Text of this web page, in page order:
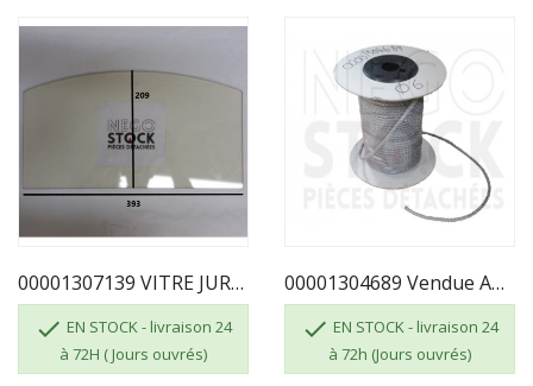
00001307139 VITRE JURASSIEN 3102 (PETIT JURASSIEN)
 EN STOCK - livraison 24
à 72H ( Jours ouvrés)
00001304689 Vendue Au Mètre - TRESSE VERRE...
 EN STOCK - livraison 24
à 72h (Jours ouvrés)